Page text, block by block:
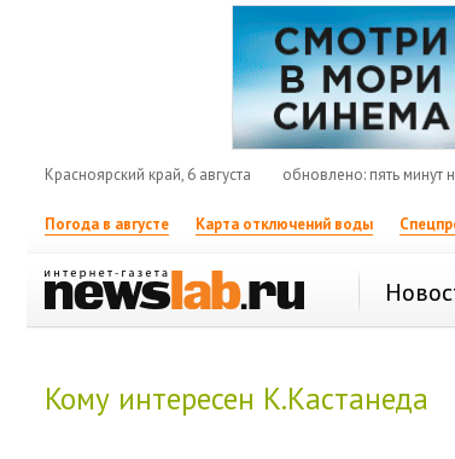
Красноярский край, 6 августа обновлено: пять минут
Погода в августе Карта отключений воды
Кому интересен К.Кастанеда